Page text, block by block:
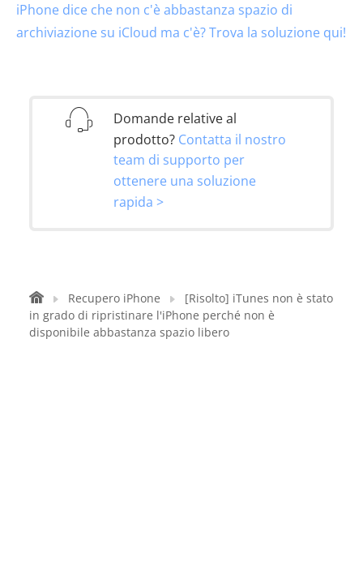
iPhone dice che non c'è abbastanza spazio di
archiviazione su iCloud ma c'è? Trova la soluzione qui!
Domande relative al
prodotto? Contatta il nostro
team di supporto per
ottenere una soluzione
rapida >
Recupero iPhone
[Risolto] iTunes non è stato
in grado di ripristinare l'iPhone perché non è
disponibile abbastanza spazio libero